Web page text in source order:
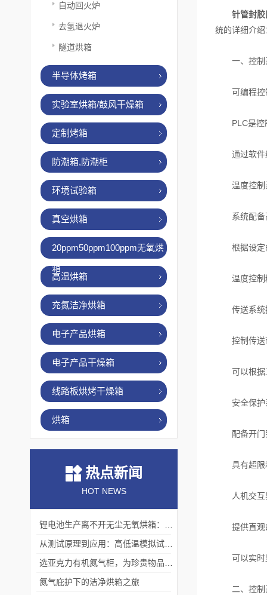
自动回火炉
去氢退火炉
隧道烘箱
半导体烤箱
实验室烘箱/鼓风干燥箱
定制烤箱
防潮箱,防潮柜
环境试验箱
真空烘箱
20ppm50ppm100ppm无氧烘
箱
高温烘箱
充氮洁净烘箱
电子产品烘箱
电子产品干燥箱
线路板烘烤干燥箱
烘箱
热点新闻
HOT NEWS
氮气庇护下的洁净烘箱之旅
针管封
统的详细介绍
一、控制
可编程控
PLC是控制
通过软件编
温度控制
系统配备高
根据设定的
温度控制精
传送系统
控制传送带
可以根据工
安全保护
配备开门到
具有超限和
人机交互
提供直观的
可以实时显
二、控制